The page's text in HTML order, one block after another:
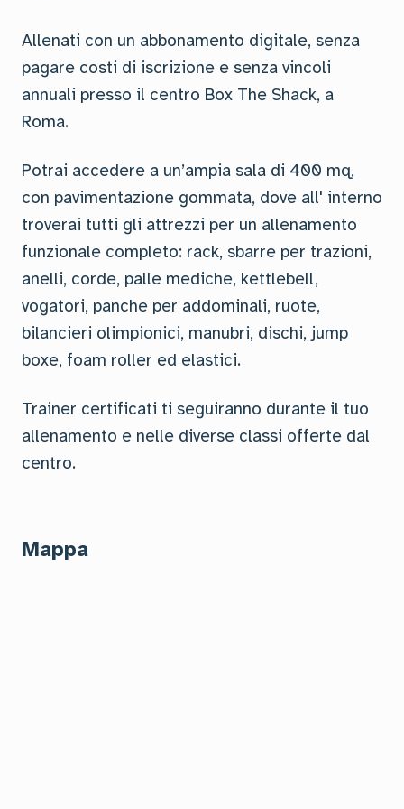
Allenati con un abbonamento digitale, senza
pagare costi di iscrizione e senza vincoli
annuali presso il centro Box The Shack, a
Roma.
Potrai accedere a un’ampia sala di 400 mq,
con pavimentazione gommata, dove all' interno
troverai tutti gli attrezzi per un allenamento
funzionale completo: rack, sbarre per trazioni,
anelli, corde, palle mediche, kettlebell,
vogatori, panche per addominali, ruote,
bilancieri olimpionici, manubri, dischi, jump
boxe, foam roller ed elastici.
Trainer certificati ti seguiranno durante il tuo
allenamento e nelle diverse classi offerte dal
centro.
Mappa